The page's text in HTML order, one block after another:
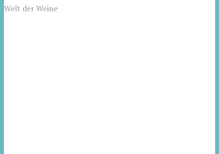
Welt der Weine